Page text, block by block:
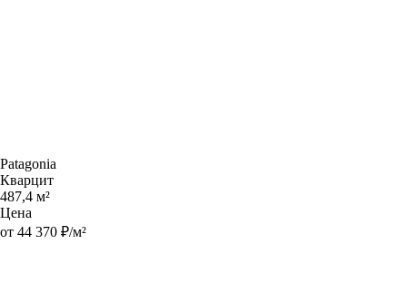
Patagonia
Кварцит
487,4 м²
Цена
от 44 370 ₽/м²